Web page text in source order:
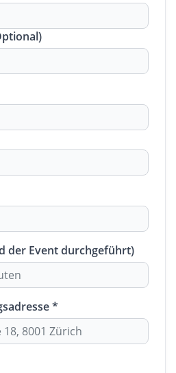
der Event durchgeführt)
*